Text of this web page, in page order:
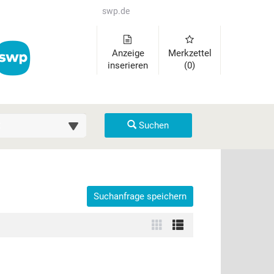
swp.de
Anzeige
inserieren
Merkzettel
(0)
(km)
Suchen
auszuklappen und Links zu öffnen. Mit Pfeil rechts klappen
Suchanfrage speichern